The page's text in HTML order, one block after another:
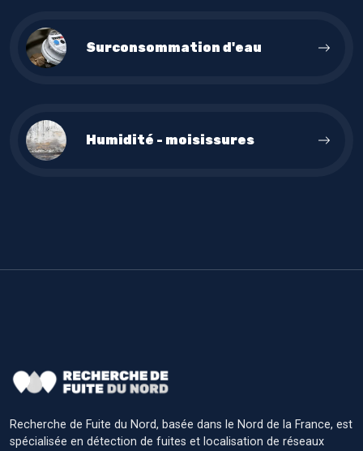
Surconsommation d'eau
Humidité - moisissures
Recherche de Fuite du Nord, basée dans le Nord de la France, est
spécialisée en détection de fuites et localisation de réseaux